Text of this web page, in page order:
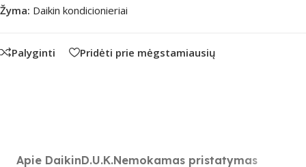
Žyma: Daikin kondicionieriai
Palyginti Pridėti prie mėgstamiausių
Apie DaikinD.U.K.Nemokamas pristatymas